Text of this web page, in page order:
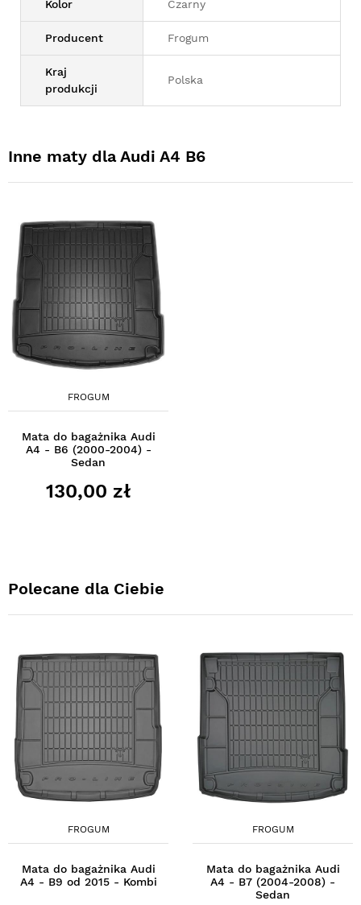
Kolor Czarny
Producent Frogum
Kraj
produkcji
Polska
Inne maty dla Audi A4 B6
FROGUM
Mata do bagażnika Audi
A4 - B6 (2000-2004) -
Sedan
130,00 zł
Polecane dla Ciebie
FROGUM
Mata do bagażnika Audi
A4 - B9 od 2015 - Kombi
FROGUM
Mata do bagażnika Audi
A4 - B7 (2004-2008) -
Sedan